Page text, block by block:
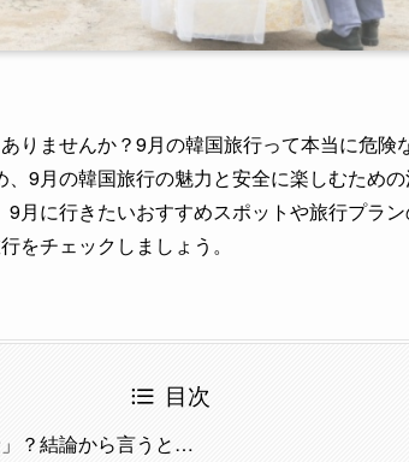
りませんか？9月の韓国旅行って本当に危険
9月の韓国旅行の魅力と安全に楽しむための
月に行きたいおすすめスポットや旅行プラ
をチェックしましょう。
目次
？結論から言うと…